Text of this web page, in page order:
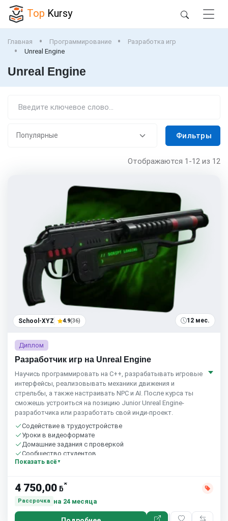
Top Kursy
Главная Программирование
Разработка игр
Unreal Engine
Unreal Engine
Фильтры
Отображаются 1-12 из 12
School-XYZ 4.9(36) 12 мес.
Диплом
Разработчик игр на Unreal Engine
Научись программировать на C++, разрабатывать игровые
интерфейсы, реализовывать механики движения и
стрельбы, а также настраивать NPC и AI. После курса ты
сможешь устроиться на позицию Junior Unreal Engine-
разработчика или разработать свой инди-проект.
Содействие в трудоустройстве
Уроки в видеоформате
Домашние задания с проверкой
Сообщество студентов
Показать всё
4 750,00 ƃ*
Рассрочка на 24 месяца